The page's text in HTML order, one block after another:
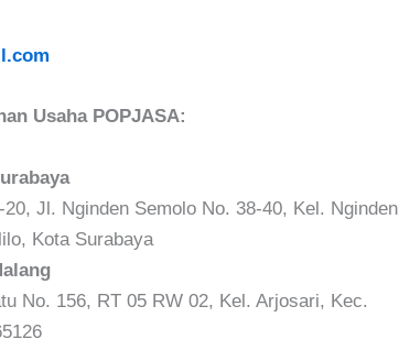
Usaha POPJASA:
Jl. Nginden Semolo No. 38-40, Kel. Nginden
Kota Surabaya
No. 156, RT 05 RW 02, Kel. Arjosari, Kec.